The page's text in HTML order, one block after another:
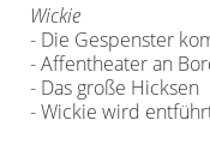
Wickie
- Die Gespenster
- Affentheater an
- Das große Hicksen
- Wickie wird